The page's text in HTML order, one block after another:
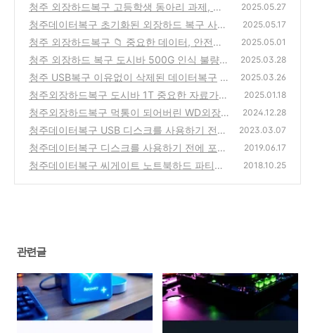
청주 외장하드복구 고등학생 동아리 과제, 드
라이브 오류에서 문서 복구했어요
(1)
2025.05.27
청주데이터복구 초기화된 외장하드 복구 사례
(0)
2025.05.17
청주 외장하드복구 📁 중요한 데이터, 안전하
게 복구해드립니다
(1)
2025.05.01
청주 외장하드 복구 도시바 500G 인식 불량
(0)
2025.03.28
청주 USB복구 이유없이 삭제된 데이터복구
(1)
2025.03.26
청주외장하드복구 도시바 1T 중요한 자료가
안 읽혀요 데이터복구
(0)
2025.01.18
청주외장하드복구 먹통이 되어버린 WD외장
하드
(2)
2024.12.28
청주데이터복구 USB 디스크를 사용하기 전에
포맷해야 합니다
(0)
2023.03.07
청주데이터복구 디스크를 사용하기 전에 포맷
해야 합니다 USB복원
(0)
2019.06.17
청주데이터복구 씨게이트 노트북하드 파티션
2018.10.25
관련글